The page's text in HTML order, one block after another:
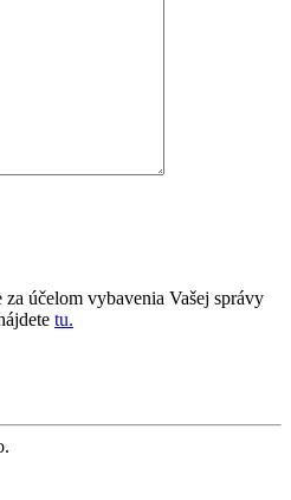
za účelom vybavenia Vašej správy
tu.